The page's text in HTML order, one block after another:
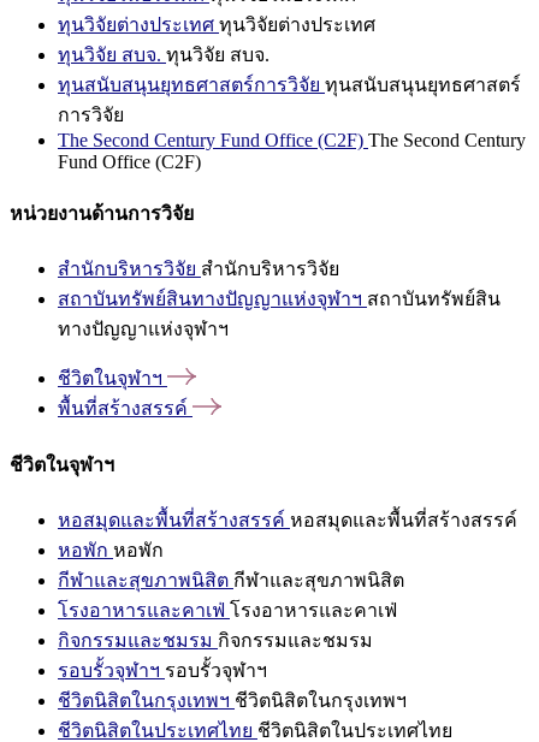
ทุนวิจัยต่างประเทศ ทุนวิจัยต่างประเทศ
ทุนวิจัย สบจ. ทุนวิจัย สบจ.
ทุนสนับสนุนยุทธศาสตร์การวิจัย ทุนสนับสนุนยุทธศาสตร์
การวิจัย
The Second Century Fund Office (C2F) The Second Century
Fund Office (C2F)
หน่วยงานด้านการวิจัย
สำนักบริหารวิจัย สำนักบริหารวิจัย
สถาบันทรัพย์สินทางปัญญาแห่งจุฬาฯ สถาบันทรัพย์สิน
ทางปัญญาแห่งจุฬาฯ
ชีวิตในจุฬาฯ
พื้นที่สร้างสรรค์
ชีวิตในจุฬาฯ
หอสมุดและพื้นที่สร้างสรรค์ หอสมุดและพื้นที่สร้างสรรค์
หอพัก หอพัก
กีฬาและสุขภาพนิสิต กีฬาและสุขภาพนิสิต
โรงอาหารและคาเฟ่ โรงอาหารและคาเฟ่
กิจกรรมและชมรม กิจกรรมและชมรม
รอบรั้วจุฬาฯ รอบรั้วจุฬาฯ
ชีวิตนิสิตในกรุงเทพฯ ชีวิตนิสิตในกรุงเทพฯ
ชีวิตนิสิตในประเทศไทย ชีวิตนิสิตในประเทศไทย